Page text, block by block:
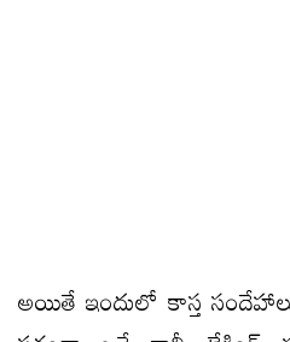
అయితే ఇందులో కాస్త